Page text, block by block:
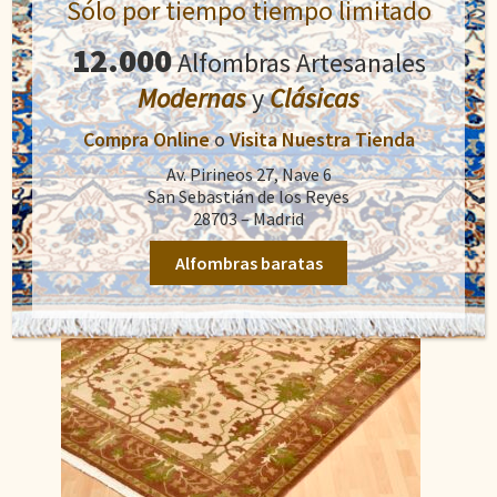
1.900,00€
El
precio
original
era:
1.900,00€.
1.400,00€El
precio
actual
es:
1.400,00€.
Añadir al carrito
Sólo por tiempo tiempo limitado
12.000Alfombras Artesanales
ModernasyClásicas
Compra OnlineoVisita Nuestra Tienda
Av. Pirineos 27, Nave 6
San Sebastián de los Reyes
28703 – Madrid
Alfombras baratas